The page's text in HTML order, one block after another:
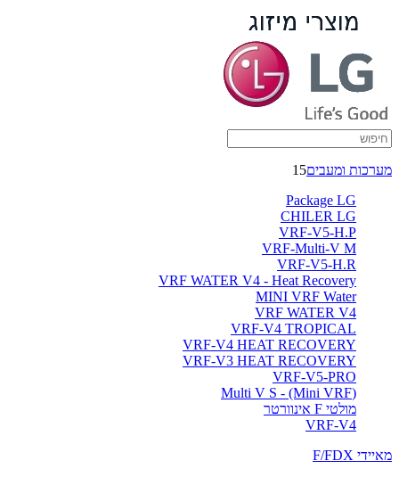
מערכות ומעבים15
Package LG
CHILER LG
VRF-V5-H.P
VRF-Multi-V M
VRF-V5-H.R
VRF WATER V4 - Heat Recovery
MINI VRF Water
VRF WATER V4
VRF-V4 TROPICAL
VRF-V4 HEAT RECOVERY
VRF-V3 HEAT RECOVERY
VRF-V5-PRO
(Multi V S - (Mini VRF
מולטי F אינוורטר
VRF-V4
מאיידי F/FDX